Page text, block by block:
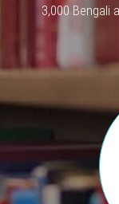
3,000 Bengali